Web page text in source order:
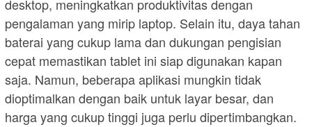
desktop, meningkatkan produktivitas dengan
pengalaman yang mirip laptop. Selain itu, daya tahan
baterai yang cukup lama dan dukungan pengisian
cepat memastikan tablet ini siap digunakan kapan
saja. Namun, beberapa aplikasi mungkin tidak
dioptimalkan dengan baik untuk layar besar, dan
harga yang cukup tinggi juga perlu dipertimbangkan.